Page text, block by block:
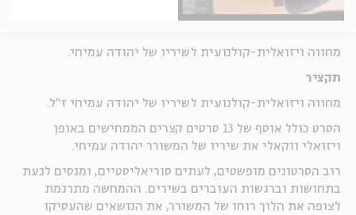
מחווה ויזואלית-קולנועית לשיריו של יהודה עמיחי.
תקציר
מחווה ויזואלית-קולנועית לשיריו של יהודה עמיחי ז"ל.
הסרט כולל אוסף של 13 סרטים קצרים הממחישים באופן
ויזואלי ווקאלי את שיריו של המשורר יהודה עמיחי.
רוב הסרטונים מופשטים, לעתים סוריאליסטיים, ומנסים לגעת
בתחושות וברגשות העוברים בשירים. ההמחשה מתרגמת
לצופה את הלוך רוחו של המשורר, את הנושאים שהעסיקו